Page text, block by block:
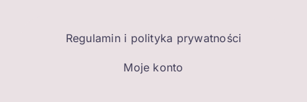
Regulamin i polityka prywatności
Moje konto